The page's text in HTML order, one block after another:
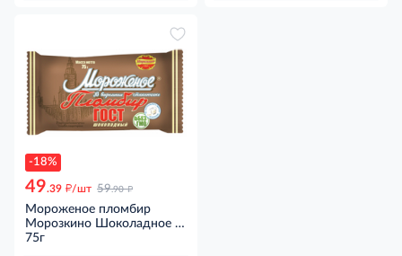
-18%
49.39 д/шт 59.90 д
Мороженое пломбир
Морозкино Шоколадное в
вафельном стаканчике
75г